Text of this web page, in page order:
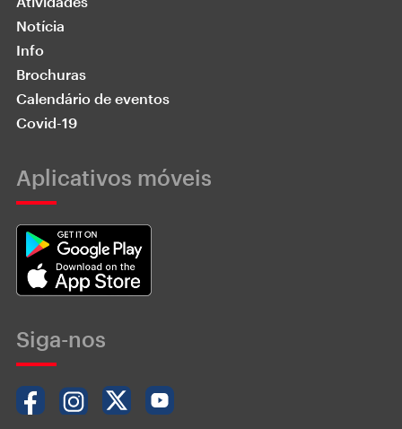
Notícia
Info
Brochuras
Calendário de eventos
Covid-19
Aplicativos móveis
Siga-nos